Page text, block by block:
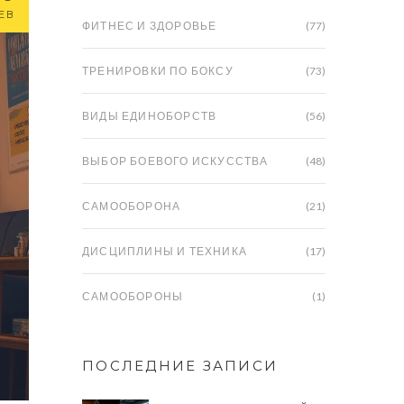
ФИТНЕС И ЗДОРОВЬЕ (77)
ТРЕНИРОВКИ ПО БОКСУ (73)
ВИДЫ ЕДИНОБОРСТВ (56)
ВЫБОР БОЕВОГО ИСКУССТВА (48)
САМООБОРОНА (21)
ДИСЦИПЛИНЫ И ТЕХНИКА (17)
САМООБОРОНЫ (1)
ПОСЛЕДНИЕ ЗАПИСИ